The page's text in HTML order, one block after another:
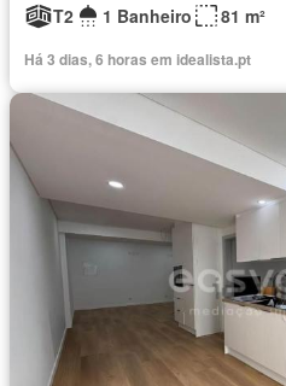
T2
1 Banheiro 81 m²
Há 3 dias, 6 horas em idealista.pt